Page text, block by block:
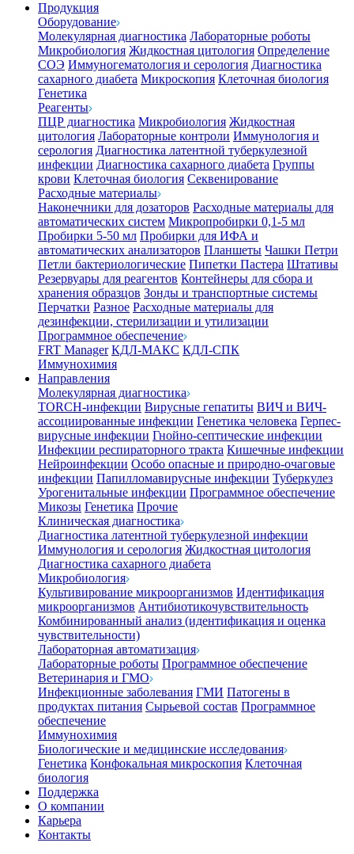
Продукция
Оборудование
Молекулярная диагностика Лабораторные роботы
Микробиология Жидкостная цитология Определение
СОЭ Иммуногематология и серология Диагностика
сахарного диабета Микроскопия Клеточная биология
Генетика
Реагенты
ПЦР диагностика Микробиология Жидкостная
цитология Лабораторные контроли Иммунология и
серология Диагностика латентной туберкулезной
инфекции Диагностика сахарного диабета Группы
крови Клеточная биология Секвенирование
Расходные материалы
Наконечники для дозаторов Расходные материалы для
автоматических систем Микропробирки 0,1-5 мл
Пробирки 5-50 мл Пробирки для ИФА и
автоматических анализаторов Планшеты Чашки Петри
Петли бактериологические Пипетки Пастера Штативы
Резервуары для реагентов Контейнеры для сбора и
хранения образцов Зонды и транспортные системы
Перчатки Разное Расходные материалы для
дезинфекции, стерилизации и утилизации
Программное обеспечение
FRT Manager КДЛ-МАКС КДЛ-СПК
Иммунохимия
Направления
Молекулярная диагностика
TORCH-инфекции Вирусные гепатиты ВИЧ и ВИЧ-
ассоциированные инфекции Генетика человека Герпес-
вирусные инфекции Гнойно-септические инфекции
Инфекции респираторного тракта Кишечные инфекции
Нейроинфекции Особо опасные и природно-очаговые
инфекции Папилломавирусные инфекции Туберкулез
Урогенитальные инфекции Программное обеспечение
Микозы Генетика Прочие
Клиническая диагностика
Диагностика латентной туберкулезной инфекции
Иммунология и серология Жидкостная цитология
Диагностика сахарного диабета
Микробиология
Культивирование микроорганизмов Идентификация
микроорганизмов Антибиотикочувствительность
Комбинированный анализ (идентификация и оценка
чувствительности)
Лабораторная автоматизация
Лабораторные роботы Программное обеспечение
Ветеринария и ГМО
Инфекционные заболевания ГМИ Патогены в
продуктах питания Сырьевой состав Программное
обеспечение
Иммунохимия
Биологические и медицинские исследования
Генетика Конфокальная микроскопия Клеточная
биология
Поддержка
О компании
Карьера
Контакты